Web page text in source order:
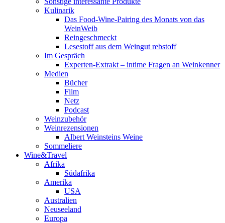
Kulinarik
Das Food-Wine-Pairing des Monats von das
WeinWeib
Reingeschmeckt
Lesestoff aus dem Weingut rebstoff
Im Gespräch
Experten-Extrakt – intime Fragen an Weinkenner
Medien
Bücher
Film
Netz
Podcast
Weinzubehör
Weinrezensionen
Albert Weinsteins Weine
Sommeliere
Wine&Travel
Afrika
Südafrika
Amerika
USA
Australien
Neuseeland
Europa